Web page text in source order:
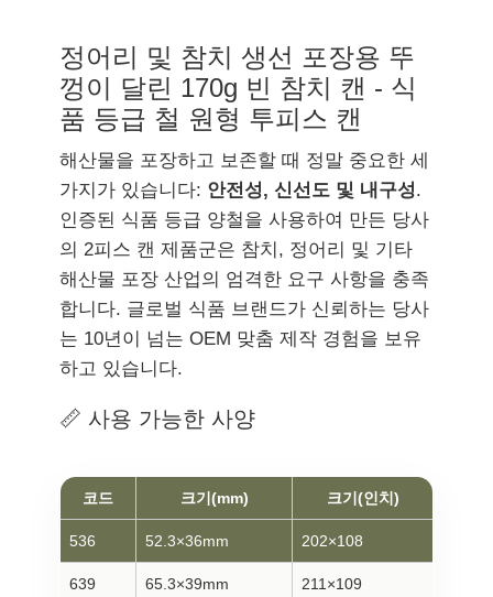
정어리 및 참치 생선 포장용 뚜
껑이 달린 170g 빈 참치 캔 - 식
품 등급 철 원형 투피스 캔
해산물을 포장하고 보존할 때 정말 중요한 세
가지가 있습니다: 안전성, 신선도 및 내구성.
인증된 식품 등급 양철을 사용하여 만든 당사
의 2피스 캔 제품군은 참치, 정어리 및 기타
해산물 포장 산업의 엄격한 요구 사항을 충족
합니다. 글로벌 식품 브랜드가 신뢰하는 당사
는 10년이 넘는 OEM 맞춤 제작 경험을 보유
하고 있습니다.
📏 사용 가능한 사양
코드 크기(mm) 크기(인치)
536 52.3×36mm 202×108
639 65.3×39mm 211×109